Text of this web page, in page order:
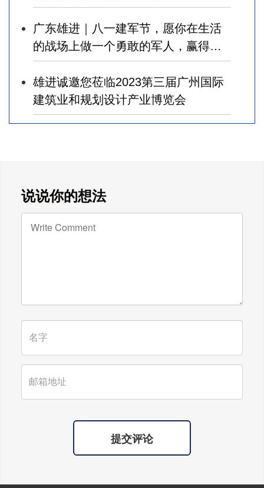
广东雄进｜八一建军节，愿你在生活
的战场上做一个勇敢的军人，赢得幸
福！
雄进诚邀您莅临2023第三届广州国际
建筑业和规划设计产业博览会
广东雄进｜教师节到了，祝节日健康
快乐!天下老师们身体健康!
说说你的想法
提交评论